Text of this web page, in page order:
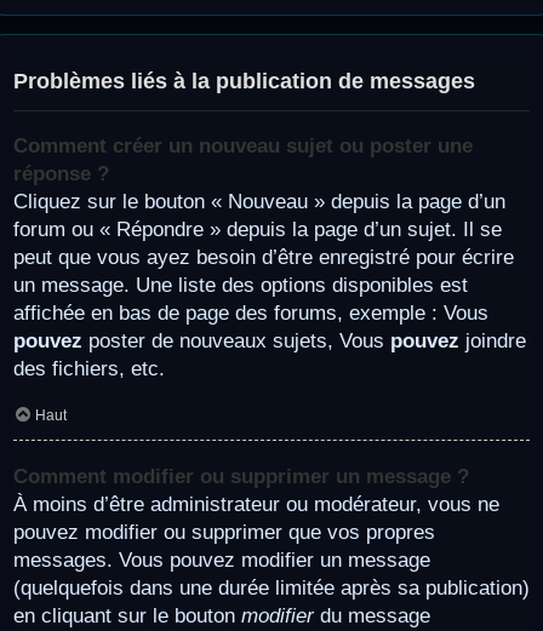
Problèmes liés à la publication de messages
Comment créer un nouveau sujet ou poster une
réponse ?
Cliquez sur le bouton « Nouveau » depuis la page d’un
forum ou « Répondre » depuis la page d’un sujet. Il se
peut que vous ayez besoin d’être enregistré pour écrire
un message. Une liste des options disponibles est
affichée en bas de page des forums, exemple : Vous
pouvez poster de nouveaux sujets, Vous pouvez joindre
des fichiers, etc.
Haut
Comment modifier ou supprimer un message ?
À moins d’être administrateur ou modérateur, vous ne
pouvez modifier ou supprimer que vos propres
messages. Vous pouvez modifier un message
(quelquefois dans une durée limitée après sa publication)
en cliquant sur le bouton modifierdu message